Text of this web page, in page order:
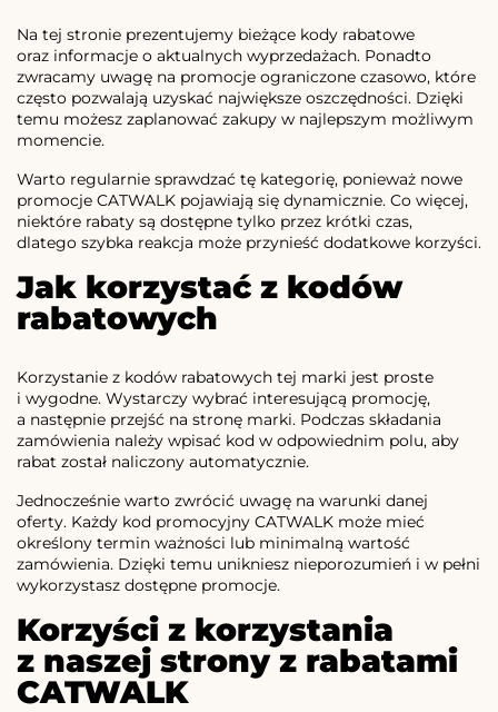
Na tej stronie prezentujemy bieżące kody rabatowe
oraz informacje o aktualnych wyprzedażach. Ponadto
zwracamy uwagę na promocje ograniczone czasowo, które
często pozwalają uzyskać największe oszczędności. Dzięki
temu możesz zaplanować zakupy w najlepszym możliwym
momencie.
Warto regularnie sprawdzać tę kategorię, ponieważ nowe
promocje CATWALK pojawiają się dynamicznie. Co więcej,
niektóre rabaty są dostępne tylko przez krótki czas,
dlatego szybka reakcja może przynieść dodatkowe korzyści.
Jak korzystać z kodów
rabatowych
Korzystanie z kodów rabatowych tej marki jest proste
i wygodne. Wystarczy wybrać interesującą promocję,
a następnie przejść na stronę marki. Podczas składania
zamówienia należy wpisać kod w odpowiednim polu, aby
rabat został naliczony automatycznie.
Jednocześnie warto zwrócić uwagę na warunki danej
oferty. Każdy kod promocyjny CATWALK może mieć
określony termin ważności lub minimalną wartość
zamówienia. Dzięki temu unikniesz nieporozumień i w pełni
wykorzystasz dostępne promocje.
Korzyści z korzystania
z naszej strony z rabatami
CATWALK